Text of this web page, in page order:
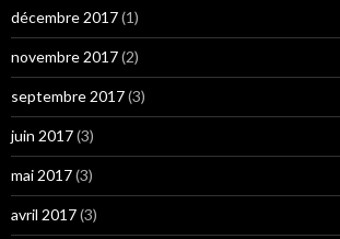
décembre 2017(1)
novembre 2017(2)
septembre 2017(3)
juin 2017(3)
mai 2017(3)
avril 2017(3)